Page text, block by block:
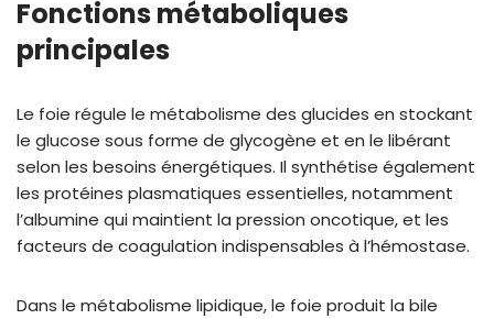
Fonctions métaboliques
principales
Le foie régule le métabolisme des glucides en stockant
le glucose sous forme de glycogène et en le libérant
selon les besoins énergétiques. Il synthétise également
les protéines plasmatiques essentielles, notamment
l’albumine qui maintient la pression oncotique, et les
facteurs de coagulation indispensables à l’hémostase.
Dans le métabolisme lipidique, le foie produit la bile